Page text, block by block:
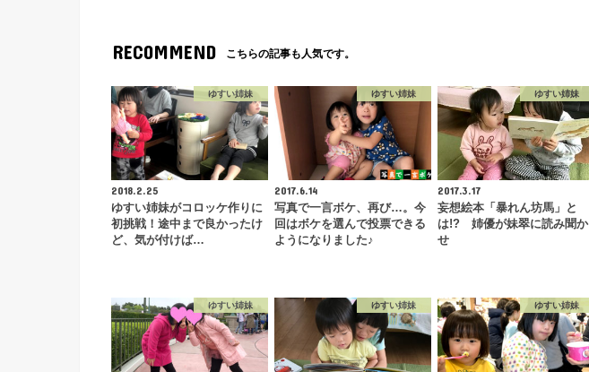
RECOMMEND こちらの記事も人気です。
ゆすい姉妹
2018.2.25
ゆすい姉妹がコロッケ作りに
初挑戦！途中まで良かったけ
ど、気が付けば…
ゆすい姉妹
2017.6.14
写真で一言ボケ、再び…。今
回はボケを選んで投票できる
ようになりました♪
ゆすい姉妹
2017.3.17
妄想絵本「暴れん坊馬」と
は!? 姉優が妹翠に読み聞か
せ
ゆすい姉妹 ゆすい姉妹 ゆすい姉妹